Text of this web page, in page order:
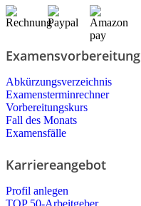
Examensvorbereitung
Abkürzungsverzeichnis
Examensterminrechner
Vorbereitungskurs
Fall des Monats
Examensfälle
Karriereangebot
Profil anlegen
TOP 50-Arbeitgeber